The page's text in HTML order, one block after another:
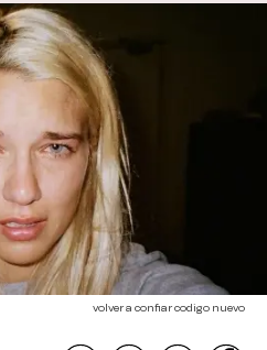
volver a confiar codigo nuevo